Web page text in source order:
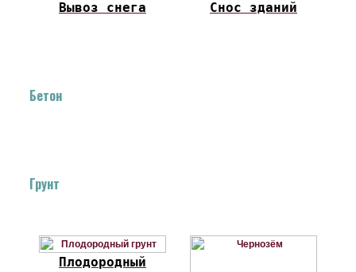
Вывоз снега
Снос зданий
Бетон
Грунт
Плодородный